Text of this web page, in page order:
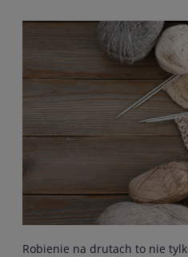
Robienie na drutach to nie